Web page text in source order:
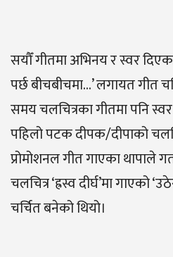
सयौँ गीतमा अभिनय र स्वर दिएका
पर्छ बीचबीचमा…’ लगायत गीत
समय चलचित्रका गीतमा पनि
पहिलो पटक दीपक/दीपाको
प्रोमोशनल गीत गाएका थापाले
चलचित्र ‘ह्रस्व दीर्घ’मा गाएको
चर्चित बनेको थियो।